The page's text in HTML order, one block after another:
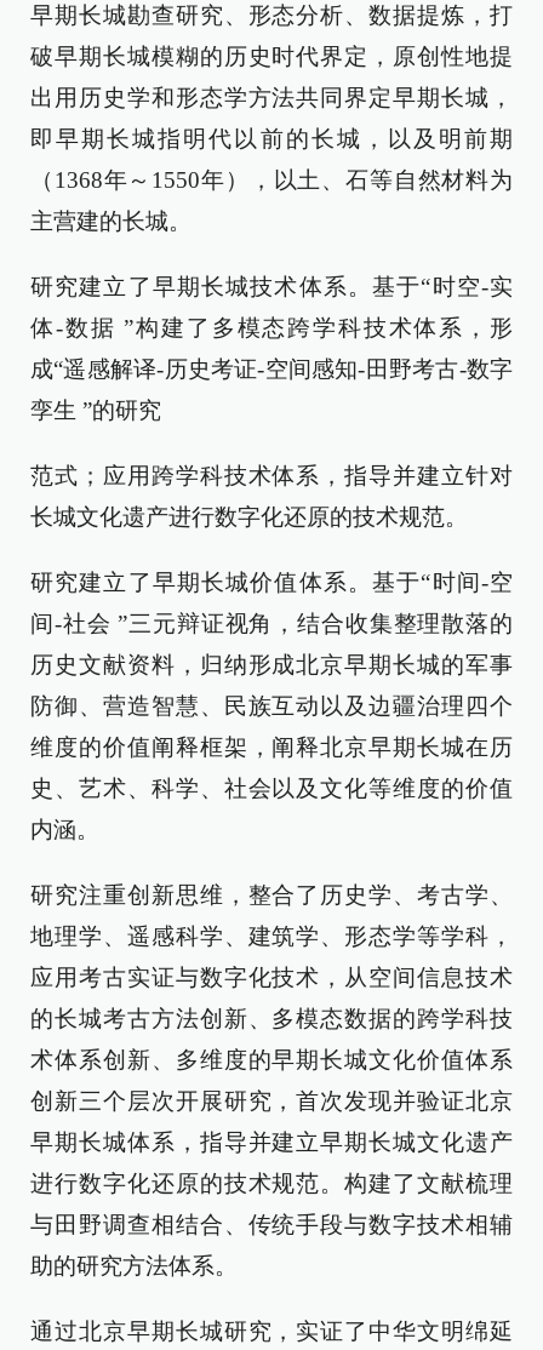
早期长城勘查研究、形态分析、数据提炼，打
破早期长城模糊的历史时代界定，原创性地提
出用历史学和形态学方法共同界定早期长城，
即早期长城指明代以前的长城，以及明前期
（1368年～1550年），以土、石等自然材料为
主营建的长城。
研究建立了早期长城技术体系。基于“时空-实
体-数据 ”构建了多模态跨学科技术体系，形
成“遥感解译-历史考证-空间感知-田野考古-数字
孪生 ”的研究
范式；应用跨学科技术体系，指导并建立针对
长城文化遗产进行数字化还原的技术规范。
研究建立了早期长城价值体系。基于“时间-空
间-社会 ”三元辩证视角，结合收集整理散落的
历史文献资料，归纳形成北京早期长城的军事
防御、营造智慧、民族互动以及边疆治理四个
维度的价值阐释框架，阐释北京早期长城在历
史、艺术、科学、社会以及文化等维度的价值
内涵。
研究注重创新思维，整合了历史学、考古学、
地理学、遥感科学、建筑学、形态学等学科，
应用考古实证与数字化技术，从空间信息技术
的长城考古方法创新、多模态数据的跨学科技
术体系创新、多维度的早期长城文化价值体系
创新三个层次开展研究，首次发现并验证北京
早期长城体系，指导并建立早期长城文化遗产
进行数字化还原的技术规范。构建了文献梳理
与田野调查相结合、传统手段与数字技术相辅
助的研究方法体系。
通过北京早期长城研究，实证了中华文明绵延